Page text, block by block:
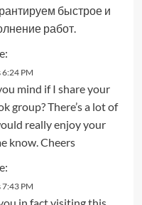
быстрое и
работ.
6:24 PM
mind if I share your
group? There’s a lot of
really enjoy your
know. Cheers
7:43 PM